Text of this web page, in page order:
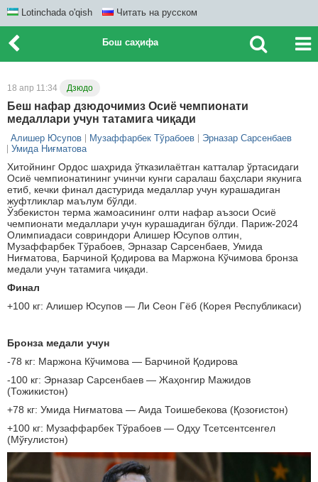
Lotinchada o'qish Читать на русском
Бош саҳифа
18 апр 11:34 Дзюдо
Беш нафар дзюдочимиз Осиё чемпионати
медаллари учун татамига чиқади
Алишер Юсупов Музаффарбек Тўрабоев
Эрназар Сарсенбаев
Умида Ниғматова
Хитойнинг Ордос шаҳрида ўтказилаётган катталар ўртасидаги
Осиё чемпионатининг учинчи кунги саралаш баҳслари якунига
етиб, кечки финал дастурида медаллар учун курашадиган
жуфтликлар маълум бўлди.
Ўзбекистон терма жамоасининг олти нафар аъзоси Осиё
чемпионати медаллари учун курашадиган бўлди. Париж-2024
Олимпиадаси совриндори Алишер Юсупов олтин,
Музаффарбек Тўрабоев, Эрназар Сарсенбаев, Умида
Ниғматова, Барчиной Қодирова ва Маржона Кўчимова бронза
медали учун татамига чиқади.
Финал
+100 кг: Алишер Юсупов — Ли Сеон Гёб (Корея Республикаси)
Бронза медали учун
-78 кг: Маржона Кўчимова — Барчиной Қодирова
-100 кг: Эрназар Сарсенбаев — Жаҳонгир Мажидов
(Тожикистон)
+78 кг: Умида Ниғматова — Аида Тоишебекова (Қозоғистон)
+100 кг: Музаффарбек Тўрабоев — Одҳу Тсетсентсенгел
(Мўғулистон)